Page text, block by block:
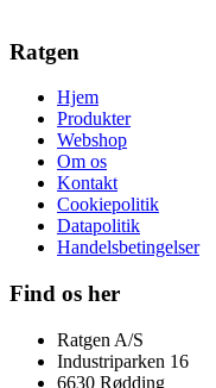
Ratgen
Hjem
Produkter
Webshop
Om os
Kontakt
Cookiepolitik
Datapolitik
Handelsbetingelser
Find os her
Ratgen A/S
Industriparken 16
6630 Rødding